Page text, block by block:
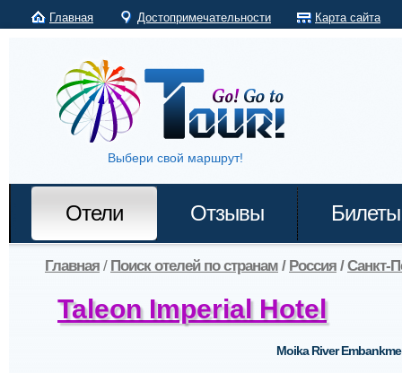
Главная Достопримечательности Карта сайта
Выбери свой маршрут!
Отели Отзывы Билеты
Главная / Поиск отелей по странам / Россия /Санкт-
Taleon Imperial Hotel
Moika River